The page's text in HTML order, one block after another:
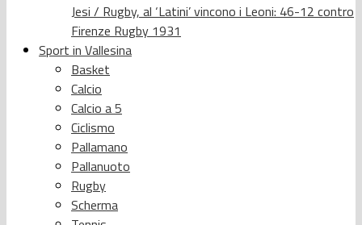
Jesi / Rugby, al ‘Latini’ vincono i Leoni: 46-12 contro
Firenze Rugby 1931
Sport in Vallesina
Basket
Calcio
Calcio a 5
Ciclismo
Pallamano
Pallanuoto
Rugby
Scherma